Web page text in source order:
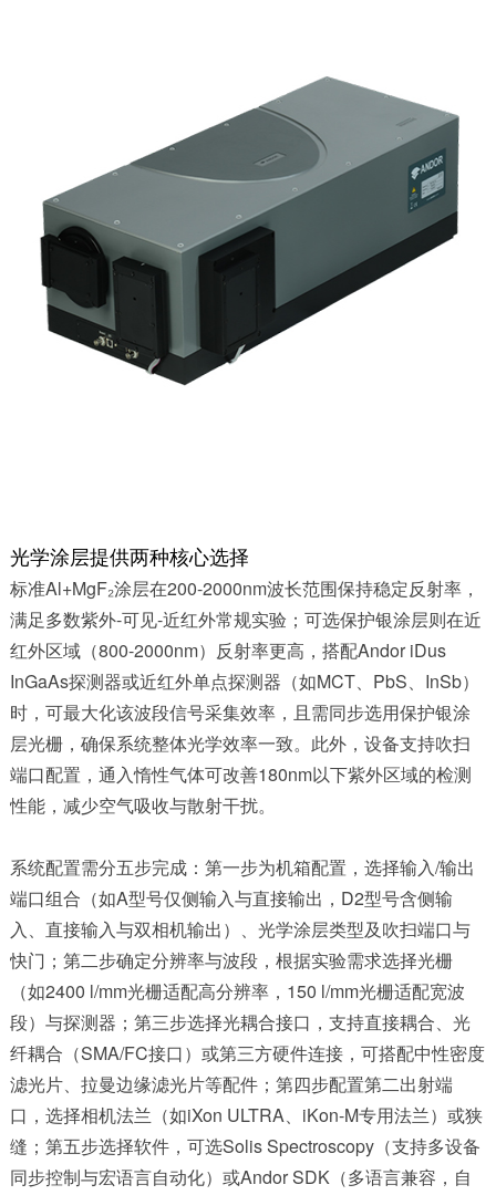
光学涂层提供两种核心选择
标准Al+MgF₂涂层在200-2000nm波长范围保持稳定反射率，
满足多数紫外-可见-近红外常规实验；可选保护银涂层则在近
红外区域（800-2000nm）反射率更高，搭配Andor iDus
InGaAs探测器或近红外单点探测器（如MCT、PbS、InSb）
时，可最大化该波段信号采集效率，且需同步选用保护银涂
层光栅，确保系统整体光学效率一致。此外，设备支持吹扫
端口配置，通入惰性气体可改善180nm以下紫外区域的检测
性能，减少空气吸收与散射干扰。
系统配置需分五步完成：第一步为机箱配置，选择输入/输出
端口组合（如A型号仅侧输入与直接输出，D2型号含侧输
入、直接输入与双相机输出）、光学涂层类型及吹扫端口与
快门；第二步确定分辨率与波段，根据实验需求选择光栅
（如2400 l/mm光栅适配高分辨率，150 l/mm光栅适配宽波
段）与探测器；第三步选择光耦合接口，支持直接耦合、光
纤耦合（SMA/FC接口）或第三方硬件连接，可搭配中性密度
滤光片、拉曼边缘滤光片等配件；第四步配置第二出射端
口，选择相机法兰（如iXon ULTRA、iKon-M专用法兰）或狭
缝；第五步选择软件，可选Solis Spectroscopy（支持多设备
同步控制与宏语言自动化）或Andor SDK（多语言兼容，自